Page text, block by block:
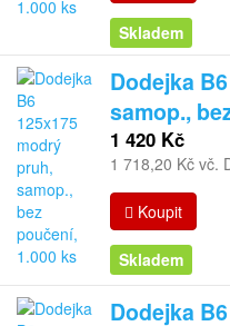
Skladem
Dodejka
samop.,
1 420 Kč
1 718,20 Kč vč.
Koupit
Skladem
Dodejka